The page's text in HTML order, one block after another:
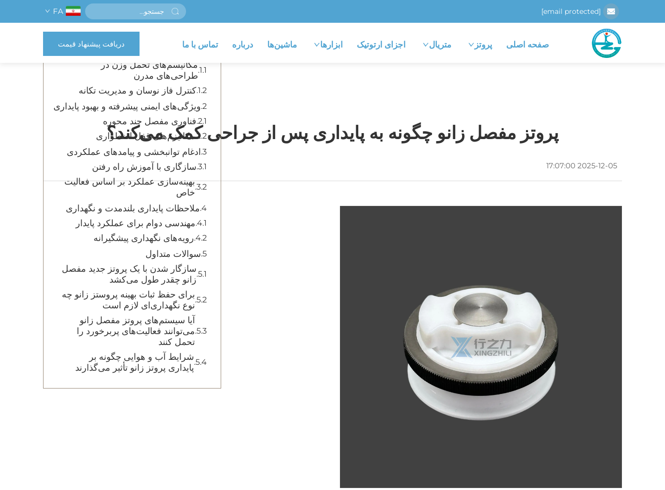
[email protected]
FA
صفحه اصلی پروتز متریال اجزای ارتوتیک ابزارها ماشین‌ها درباره تماس با ما دریافت پیشنهاد قیمت
پروتز مفصل زانو چگونه به پایداری پس از جراحی کمک می‌کند؟
2025-12-05 17:07:00
فهرست مطالب
اصول بیومکانیکی ثبات زانوی پروستزیک
مکانیسم‌های تحمل وزن در
طراحی‌های مدرن
کنترل فاز نوسان و مدیریت تکانه
ویژگی‌های ایمنی پیشرفته و بهبود پایداری
فناوری مفصل چند محوره
مکانیزم‌های قفل اضطراری
ادغام توانبخشی و پیامدهای عملکردی
سازگاری با آموزش راه رفتن
بهینه‌سازی عملکرد بر اساس فعالیت
خاص
ملاحظات پایداری بلندمدت و نگهداری
مهندسی دوام برای عملکرد پایدار
رویه‌های نگهداری پیشگیرانه
سوالات متداول
سازگار شدن با یک پروتز جدید مفصل
زانو چقدر طول می‌کشد
برای حفظ ثبات بهینه پروستز زانو چه
نوع نگهداری‌ای لازم است
آیا سیستم‌های پروتز مفصل زانو
می‌توانند فعالیت‌های پربرخورد را
تحمل کنند
شرایط آب و هوایی چگونه بر
پایداری پروتز زانو تأثیر می‌گذارند